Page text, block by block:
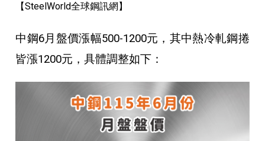
【SteelWorld全球鋼訊網】
中鋼6月盤價漲幅500-1200元，其中熱冷軋鋼捲
皆漲1200元，具體調整如下：